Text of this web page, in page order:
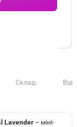
Склад
Lavender – міні-